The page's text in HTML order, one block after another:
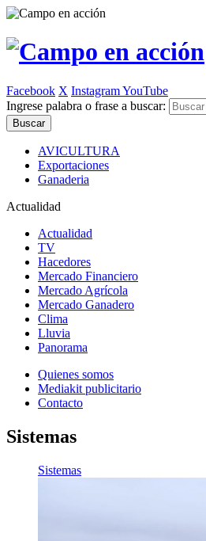
Facebook X InstagramYouTube
Ingrese palabra o frase a buscar:
AVICULTURA
Exportaciones
Ganaderia
Actualidad
Actualidad
TV
Hacedores
Mercado Financiero
Mercado Agrícola
Mercado Ganadero
Clima
Lluvia
Panorama
Quienes somos
Mediakit publicitario
Contacto
Sistemas
Sistemas